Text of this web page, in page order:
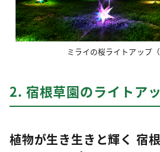
ミライの桜ライトアップ（
2. 宿根草園のライトア
植物が生き生きと輝く 宿